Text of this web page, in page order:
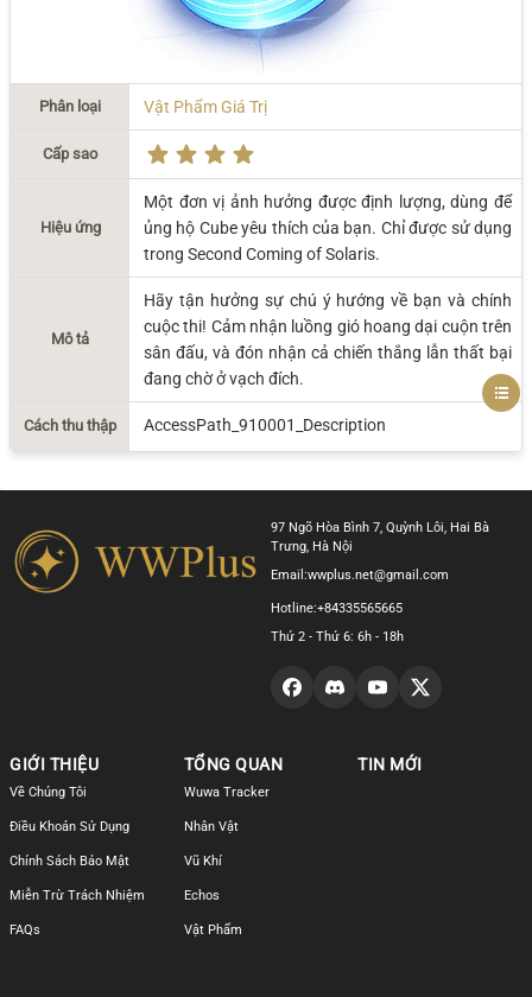
Phân loại Vật Phẩm Giá Trị
Cấp sao
Hiệu ứng
Một đơn vị ảnh hưởng được định lượng, dùng để
ủng hộ Cube yêu thích của bạn. Chỉ được sử dụng
trong Second Coming of Solaris.
Mô tả
Hãy tận hưởng sự chú ý hướng về bạn và chính
cuộc thi! Cảm nhận luồng gió hoang dại cuộn trên
sân đấu, và đón nhận cả chiến thắng lẫn thất bại
đang chờ ở vạch đích.
Cách thu thập AccessPath_910001_Description
97 Ngõ Hòa Bình 7, Quỳnh Lôi, Hai Bà
Trưng, Hà Nội
Email:wwplus.net@gmail.com
Hotline:+84335565665
Thứ 2 - Thứ 6: 6h - 18h
GIỚI THIỆU
Về Chúng Tôi
Điều Khoản Sử Dụng
Chính Sách Bảo Mật
Miễn Trừ Trách Nhiệm
FAQs
TỔNG QUAN
Wuwa Tracker
Nhân Vật
Vũ Khí
Echos
Vật Phẩm
TIN MỚI